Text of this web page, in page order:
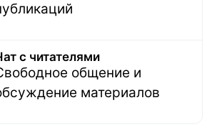
с читателями
общение и
материалов